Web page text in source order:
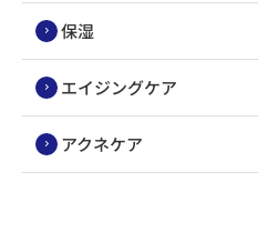
保湿
エイジングケア
アクネケア